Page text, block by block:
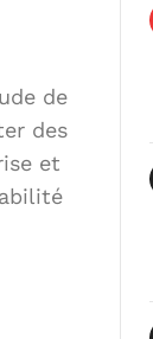
de
des
et